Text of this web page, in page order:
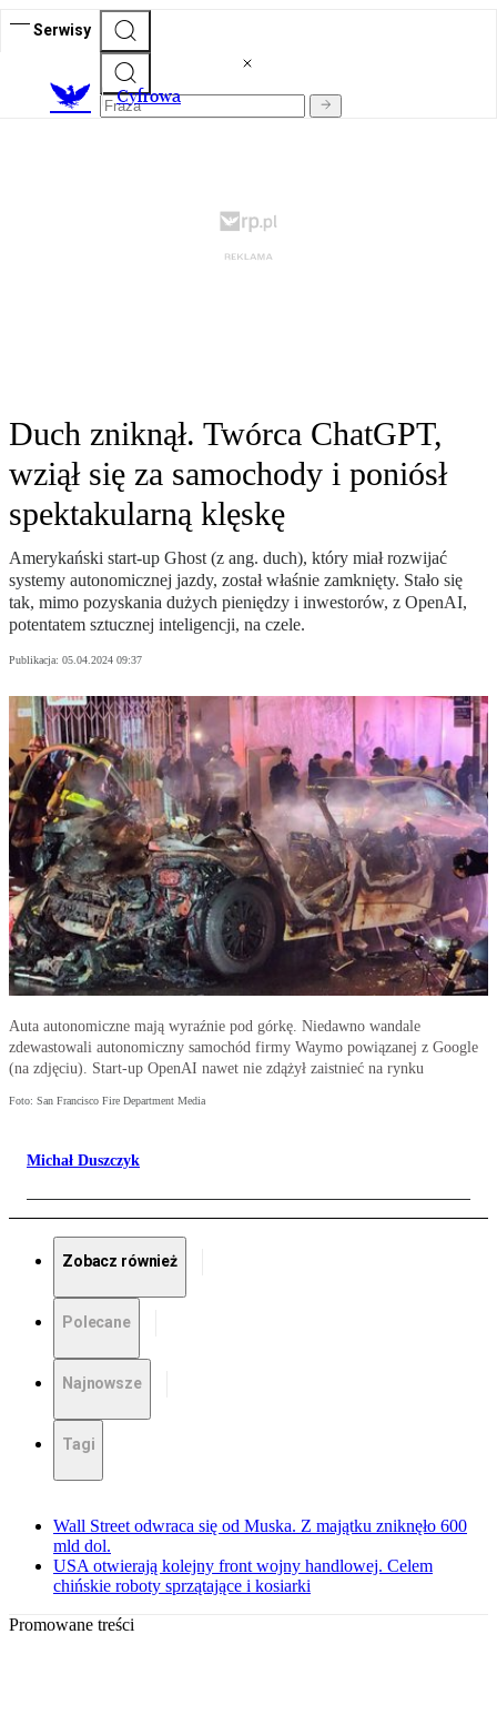
Serwisy
Cyfrowa
Duch zniknął. Twórca ChatGPT,
wziął się za samochody i poniósł
spektakularną klęskę
Amerykański start-up Ghost (z ang. duch), który miał rozwijać
systemy autonomicznej jazdy, został właśnie zamknięty. Stało się
tak, mimo pozyskania dużych pieniędzy i inwestorów, z OpenAI,
potentatem sztucznej inteligencji, na czele.
Publikacja: 05.04.2024 09:37
Auta autonomiczne mają wyraźnie pod górkę. Niedawno wandale
zdewastowali autonomiczny samochód firmy Waymo powiązanej z Google
(na zdjęciu). Start-up OpenAI nawet nie zdążył zaistnieć na rynku
Foto: San Francisco Fire Department Media
Michał Duszczyk
Zobacz również
Polecane
Najnowsze
Tagi
Wall Street odwraca się od Muska. Z majątku zniknęło 600
mld dol.
USA otwierają kolejny front wojny handlowej. Celem
chińskie roboty sprzątające i kosiarki
Promowane treści